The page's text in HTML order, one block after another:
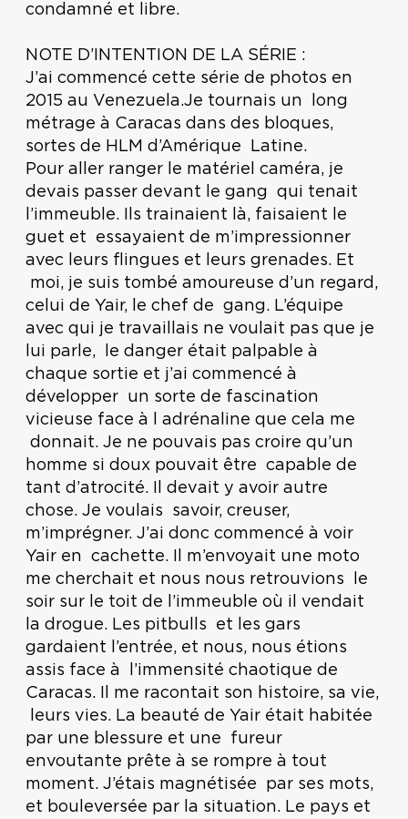
condamné et libre.
NOTE D’INTENTION DE LA SÉRIE :
J’ai commencé cette série de photos en
2015 au Venezuela.Je tournais un long
métrage à Caracas dans des bloques,
sortes de HLM d’Amérique Latine.
Pour aller ranger le matériel caméra, je
devais passer devant le gang qui tenait
l’immeuble. Ils trainaient là, faisaient le
guet et essayaient de m’impressionner
avec leurs flingues et leurs grenades. Et
moi, je suis tombé amoureuse d’un regard,
celui de Yair, le chef de gang. L’équipe
avec qui je travaillais ne voulait pas que je
lui parle, le danger était palpable à
chaque sortie et j’ai commencé à
développer un sorte de fascination
vicieuse face à l adrénaline que cela me
donnait. Je ne pouvais pas croire qu’un
homme si doux pouvait être capable de
tant d’atrocité. Il devait y avoir autre
chose. Je voulais savoir, creuser,
m’imprégner. J’ai donc commencé à voir
Yair en cachette. Il m’envoyait une moto
me cherchait et nous nous retrouvions le
soir sur le toit de l’immeuble où il vendait
la drogue. Les pitbulls et les gars
gardaient l’entrée, et nous, nous étions
assis face à l’immensité chaotique de
Caracas. Il me racontait son histoire, sa vie,
leurs vies. La beauté de Yair était habitée
par une blessure et une fureur
envoutante prête à se rompre à tout
moment. J’étais magnétisée par ses mots,
et bouleversée par la situation. Le pays et